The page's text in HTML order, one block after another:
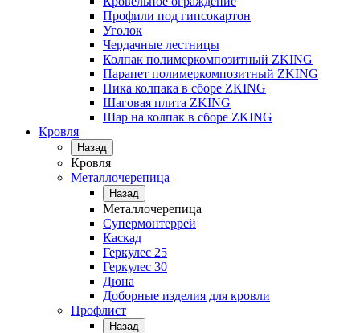
Профили под гипсокартон
Уголок
Чердачные лестницы
Колпак полимеркомпозитный ZKING
Парапет полимеркомпозитный ZKING
Пика колпака в сборе ZKING
Шаговая плита ZKING
Шар на колпак в сборе ZKING
Кровля
Назад
Кровля
Металлочерепица
Назад
Металлочерепица
Супермонтеррей
Каскад
Геркулес 25
Геркулес 30
Дюна
Доборные изделия для кровли
Профлист
Назад